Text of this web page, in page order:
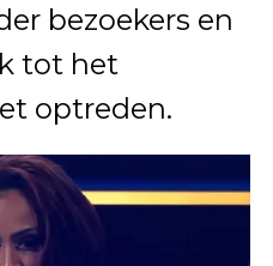
bezoekers en
tot het
optreden.